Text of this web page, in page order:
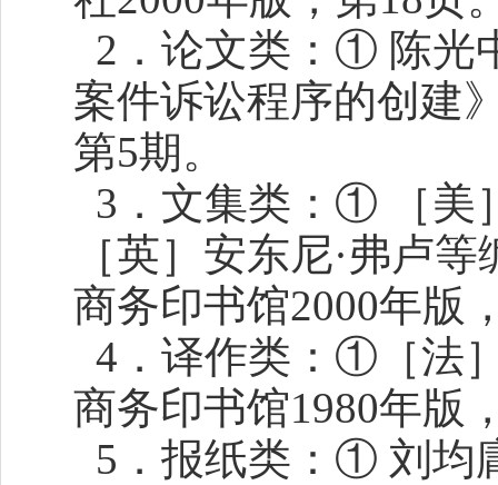
2．论文类：① 陈光
案件诉讼程序的创建
第5期。
3．文集类：① ［美
［英］安东尼·弗卢
商务印书馆2000年版
4．译作类：①［法
商务印书馆1980年版
5．报纸类：① 刘均